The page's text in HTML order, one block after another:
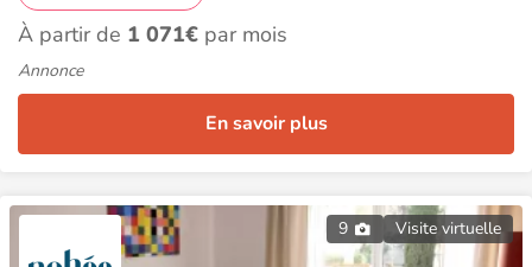
À partir de 1 071€ par mois
Annonce
En savoir plus
9 Visite virtuelle